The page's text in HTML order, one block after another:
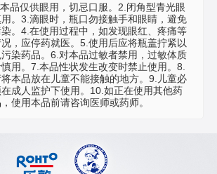
品仅供眼用，切忌口服。2.闭角型青光眼
。3.滴眼时，瓶口勿接触手和眼睛，避免
。4.在使用过程中，如发现眼红、疼痛等
，应停药就医。5.使用后应将瓶盖拧紧以
染药品。6.对本品过敏者禁用，过敏体质
用。7.本品性状发生改变时禁止使用。8.
本品放在儿童不能接触的地方。9.儿童必
成人监护下使用。10.如正在使用其他药
使用本品前请咨询医师或药师。